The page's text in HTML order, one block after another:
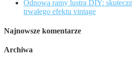
Odnowa ramy lustra DIY:
trwałego efektu vintage
Najnowsze komentarze
Archiwa